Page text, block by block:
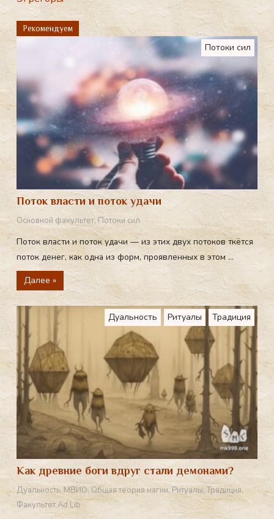
gr
a
Рекомендуем
Потоки сил
Поток власти и поток удачи
Основной факультет,Потоки сил
Поток власти и поток удачи — из этих двух потоков ткётся
поток денег, как одна из форм, проявленных в этом ...
Далее »
Дуальность Ритуалы Традиция
Как древние боги вдруг стали демонами?
Дуальность,МВИО,Общая теория магии,Ритуалы,Традиция,
Факультет Ad Lib